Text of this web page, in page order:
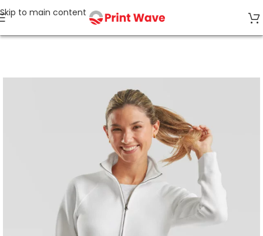
Skip to main content